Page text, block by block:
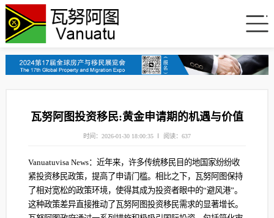
瓦努阿图投资移民:黄金申请期的机遇与价值
时间：2026-01-30 18:00:35 阅读：637
Vanuatuvisa News：近年来，许多传统移民目的地国家纷纷收
紧投资移民政策，提高了申请门槛。相比之下，瓦努阿图保持
了相对宽松的政策环境，使得其成为投资者眼中的“避风港”。
这种政策差异直接推动了瓦努阿图投资移民需求的显著增长。